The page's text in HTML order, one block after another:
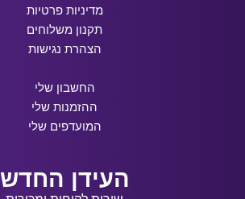
מדיניות פרטיות
תקנון משלוחים
הצהרת נגישות
החשבון שלי
ההזמנות שלי
המועדפים שלי
העידן החדש